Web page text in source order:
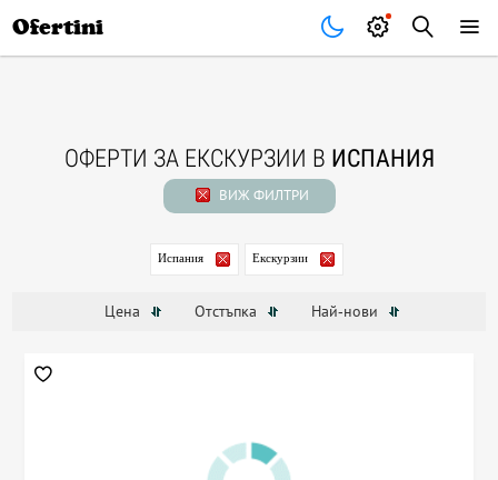
Ofertini
ОФЕРТИ ЗА ЕКСКУРЗИИ В ИСПАНИЯ
ВИЖ ФИЛТРИ
Испания Екскурзии
Цена Отстъпка Най-нови